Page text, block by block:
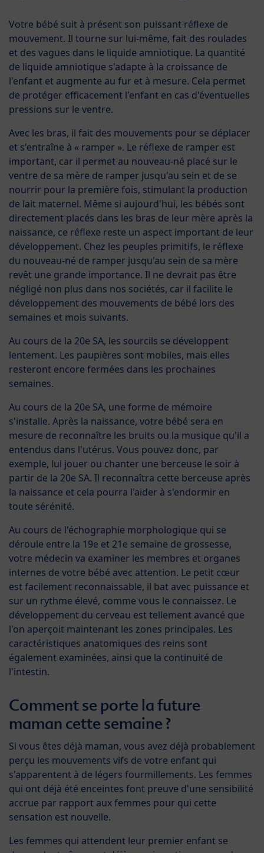
Votre bébé suit à présent son puissant réflexe de
mouvement. Il tourne sur lui-même, fait des roulades
et des vagues dans le liquide amniotique. La quantité
de liquide amniotique s'adapte à la croissance de
l'enfant et augmente au fur et à mesure. Cela permet
de protéger efficacement l'enfant en cas d'éventuelles
pressions sur le ventre.
Avec les bras, il fait des mouvements pour se déplacer
et s'entraîne à « ramper ». Le réflexe de ramper est
important, car il permet au nouveau-né placé sur le
ventre de sa mère de ramper jusqu'au sein et de se
nourrir pour la première fois, stimulant la production
de lait maternel. Même si aujourd'hui, les bébés sont
directement placés dans les bras de leur mère après la
naissance, ce réflexe reste un aspect important de leur
développement. Chez les peuples primitifs, le réflexe
du nouveau-né de ramper jusqu'au sein de sa mère
revêt une grande importance. Il ne devrait pas être
négligé non plus dans nos sociétés, car il facilite le
développement des mouvements de bébé lors des
semaines et mois suivants.
Au cours de la 20e SA, les sourcils se développent
lentement. Les paupières sont mobiles, mais elles
resteront encore fermées dans les prochaines
semaines.
Au cours de la 20e SA, une forme de mémoire
s'installe. Après la naissance, votre bébé sera en
mesure de reconnaître les bruits ou la musique qu'il a
entendus dans l'utérus. Vous pouvez donc, par
exemple, lui jouer ou chanter une berceuse le soir à
partir de la 20e SA. Il reconnaîtra cette berceuse après
la naissance et cela pourra l'aider à s'endormir en
toute sérénité.
Au cours de l'échographie morphologique qui se
déroule entre la 19e et 21e semaine de grossesse,
votre médecin va examiner les membres et organes
internes de votre bébé avec attention. Le petit cœur
est facilement reconnaissable, il bat avec puissance et
sur un rythme élevé, comme vous le connaissez. Le
développement du cerveau est tellement avancé que
l'on aperçoit maintenant les zones principales. Les
caractéristiques anatomiques des reins sont
également examinées, ainsi que la continuité de
l'intestin.
Comment se porte la future
maman cette semaine ?
Si vous êtes déjà maman, vous avez déjà probablement
perçu les mouvements vifs de votre enfant qui
s'apparentent à de légers fourmillements. Les femmes
qui ont déjà été enceintes font preuve d'une sensibilité
accrue par rapport aux femmes pour qui cette
sensation est nouvelle.
Les femmes qui attendent leur premier enfant se